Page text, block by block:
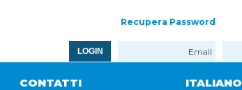
Recupera Password
LOGIN
CONTATTI ITALIANO